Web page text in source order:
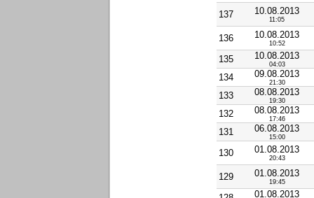
137 10.08.2013
11:05
136 10.08.2013
10:52
135 10.08.2013
04:03
134 09.08.2013
21:30
133 08.08.2013
19:30
132 08.08.2013
17:46
131 06.08.2013
15:00
130 01.08.2013
20:43
129 01.08.2013
19:45
01.08.2013